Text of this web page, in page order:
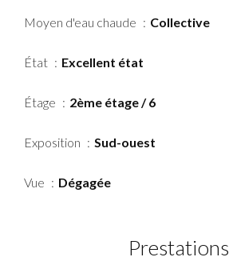
Moyen d'eau chaude Collective
État Excellent état
Étage 2ème étage / 6
Exposition Sud-ouest
Vue Dégagée
Prestations